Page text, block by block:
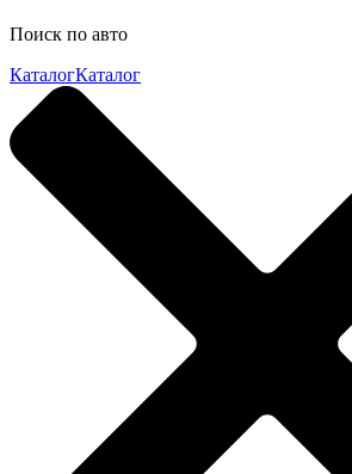
Поиск по авто
КаталогКаталог